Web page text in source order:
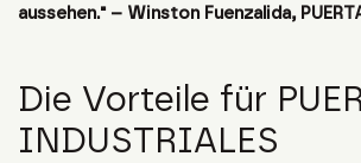
aussehen." – Winston Fuenzalida,
Die Vorteile für
INDUSTRIALES